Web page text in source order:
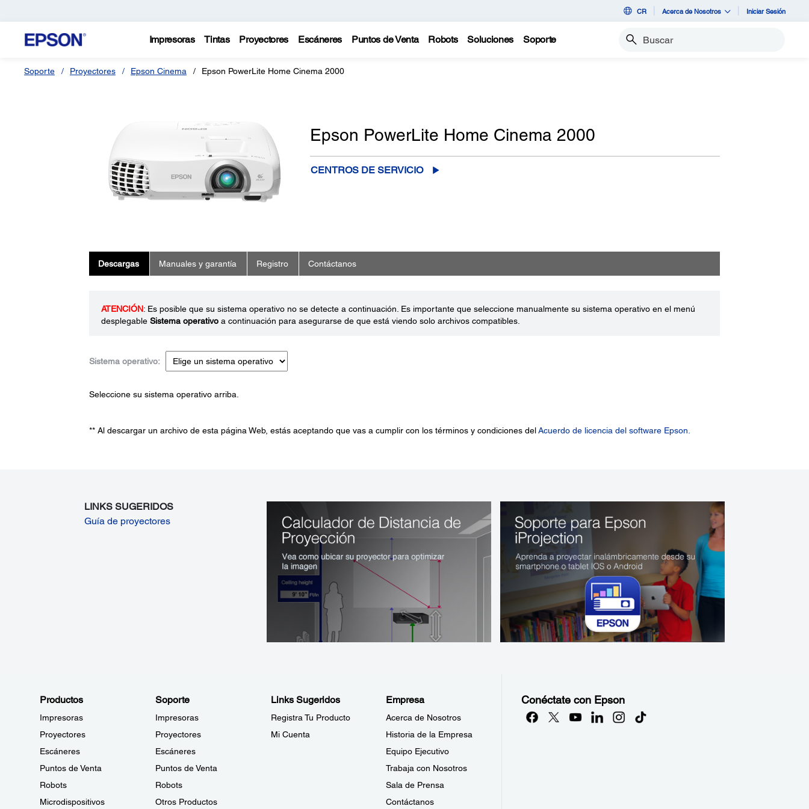
CR Acerca de Nosotros Iniciar Sesión
Impresoras Tintas Proyectores Escáneres Puntos de Venta Robots Soluciones Soporte Buscar
Soporte Proyectores Epson Cinema Epson PowerLite Home Cinema 2000
Epson PowerLite Home Cinema 2000
CENTROS DE SERVICIO
Descargas Manuales y garantía Registro Contáctanos
ATENCIÓN: Es posible que su sistema operativo no se detecte a continuación. Es importante que seleccione manualmente su sistema operativo en el menú
desplegable Sistema operativoa continuación para asegurarse de que está viendo solo archivos compatibles.
Sistema operativo:
Seleccione su sistema operativo arriba.
** Al descargar un archivo de esta página Web, estás aceptando que vas a cumplir con los términos y condiciones delAcuerdo de licencia del software Epson.
LINKS SUGERIDOS
Guía de proyectores
Productos
Impresoras
Proyectores
Escáneres
Puntos de Venta
Robots
Microdispositivos
Soporte
Impresoras
Proyectores
Escáneres
Puntos de Venta
Robots
Otros Productos
Links Sugeridos
Registra Tu Producto
Mi Cuenta
Empresa
Acerca de Nosotros
Historia de la Empresa
Equipo Ejecutivo
Trabaja con Nosotros
Sala de Prensa
Contáctanos
Conéctate con Epson